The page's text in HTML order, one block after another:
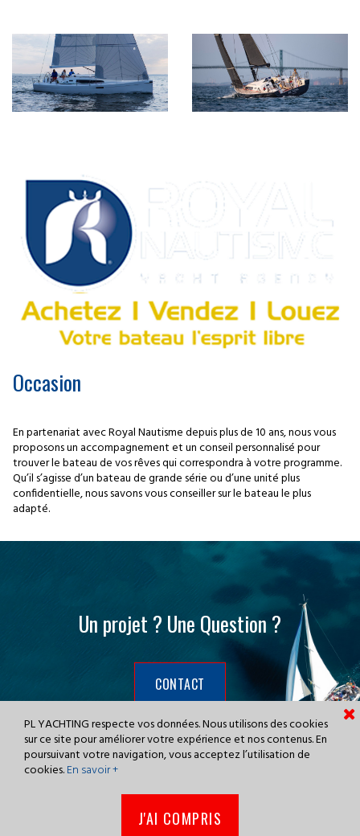
Occasion
En partenariat avec Royal Nautisme depuis plus de 10 ans, nous vous
proposons un accompagnement et un conseil personnalisé pour
trouver le bateau de vos rêves qui correspondra à votre programme.
Qu’il s’agisse d’un bateau de grande série ou d’une unité plus
confidentielle, nous savons vous conseiller sur le bateau le plus
adapté.
Un projet ? Une Question ?
CONTACT
création de site web sur-mesure dans le Finistère
PL YACHTING respecte vos données. Nous utilisons des cookies
sur ce site pour améliorer votre expérience et nos contenus. En
poursuivant votre navigation, vous acceptez l’utilisation de
cookies.En savoir +
J'AI COMPRIS